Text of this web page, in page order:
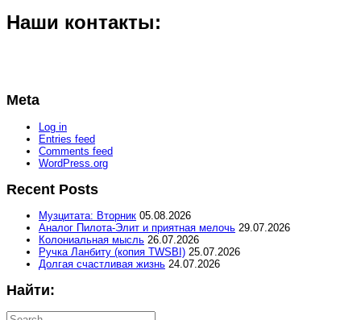
Наши контакты:
Meta
Log in
Entries feed
Comments feed
WordPress.org
Recent Posts
Музцитата: Вторник 05.08.2026
Аналог Пилота-Элит и приятная мелочь 29.07.2026
Колониальная мысль 26.07.2026
Ручка Ланбиту (копия TWSBI) 25.07.2026
Долгая счастливая жизнь 24.07.2026
Найти:
Search